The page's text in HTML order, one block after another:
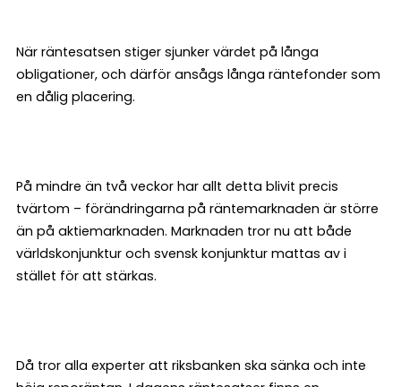
När räntesatsen stiger sjunker värdet på långa
obligationer, och därför ansågs långa räntefonder som
en dålig placering.
På mindre än två veckor har allt detta blivit precis
tvärtom – förändringarna på räntemarknaden är större
än på aktiemarknaden. Marknaden tror nu att både
världskonjunktur och svensk konjunktur mattas av i
stället för att stärkas.
Då tror alla experter att riksbanken ska sänka och inte